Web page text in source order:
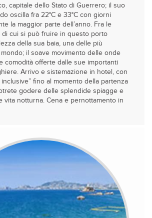
capitale dello Stato di Guerrero; il suo
oscilla fra 22°C e 33°C con giorni
la maggior parte dell’anno. Fra le
di cui si può fruire in questo porto
della sua baia, una delle più
il soave movimento delle onde
comodità offerte dalle sue importanti
Arrivo e sistemazione in hotel, con
inclusive” fino al momento della partenza
godere delle splendide spiagge e
vita notturna. Cena e pernottamento in